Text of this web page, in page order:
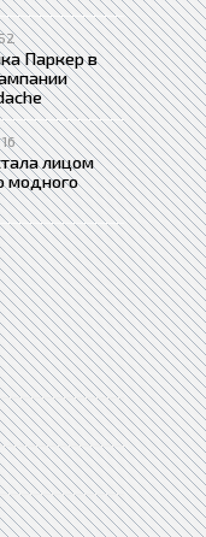
Паркер в
лицом
модного